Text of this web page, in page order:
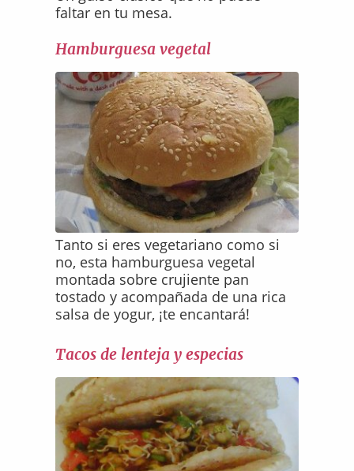
faltar en tu mesa.
Hamburguesa vegetal
Tanto si eres vegetariano como si
no, esta hamburguesa vegetal
montada sobre crujiente pan
tostado y acompañada de una rica
salsa de yogur, ¡te encantará!
Tacos de lenteja y especias